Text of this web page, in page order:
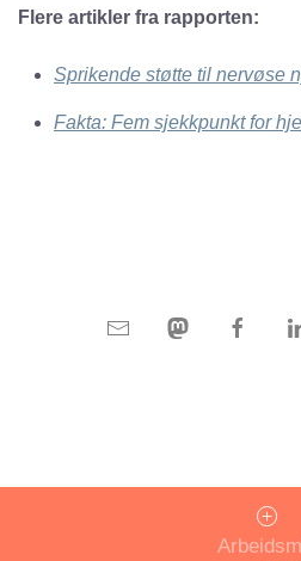
Flere artikler fra rapporten:
Sprikende støtte til nervøse
Fakta: Fem sjekkpunkt for